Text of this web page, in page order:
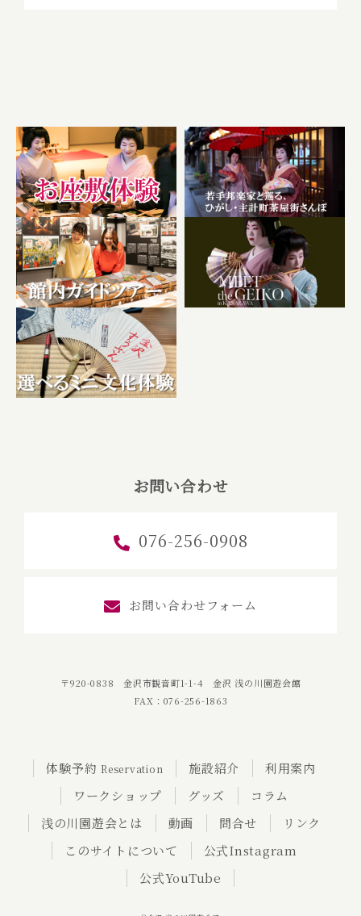
お問い合わせ
076-256-0908
お問い合わせフォーム
〒920-0838 金沢市観音町1-1-4 金沢 浅の川園遊会館
FAX：076-256-1863
体験予約 Reservation 施設紹介
利用案内
ワークショップ
グッズ
コラム
浅の川園遊会とは
動画 問合せ
リンク
このサイトについて
公式Instagram
公式YouTube